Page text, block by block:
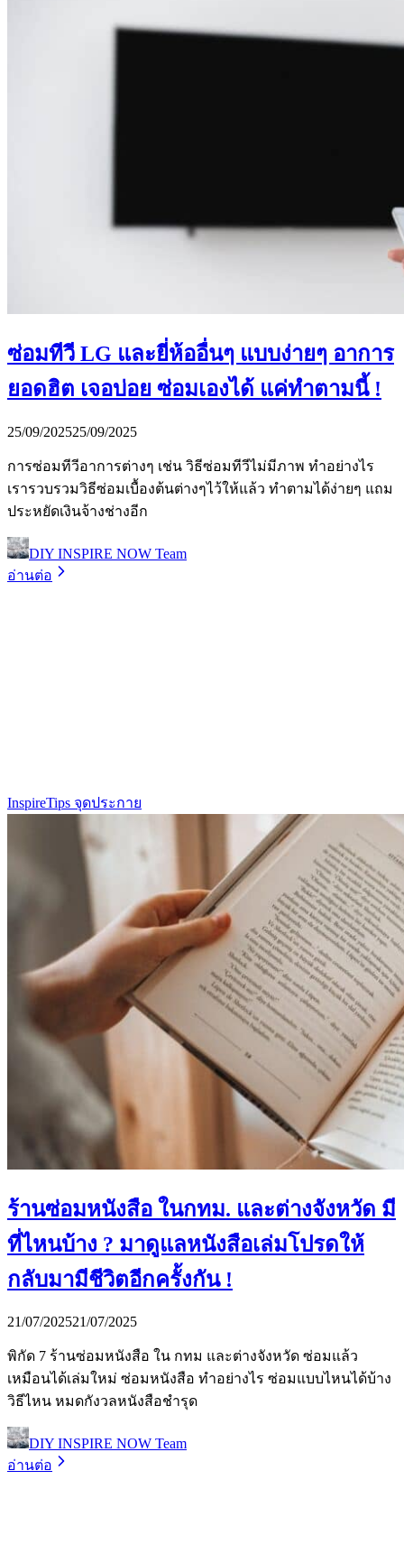
ซ่อมทีวี LG และยี่ห้ออื่นๆ แบบง่ายๆ อาการ
ยอดฮิต เจอบ่อย ซ่อมเองได้ แค่ทำตามนี้ !
25/09/202525/09/2025
การซ่อมทีวีอาการต่างๆ เช่น วิธีซ่อมทีวีไม่มีภาพ ทำอย่างไร
เรารวบรวมวิธีซ่อมเบื้องต้นต่างๆไว้ให้แล้ว ทำตามได้ง่ายๆ แถม
ประหยัดเงินจ้างช่างอีก
DIY INSPIRE NOW Team
อ่านต่อ
InspireTips จุดประกาย
ร้านซ่อมหนังสือ ในกทม. และต่างจังหวัด มี
ที่ไหนบ้าง ? มาดูแลหนังสือเล่มโปรดให้
กลับมามีชีวิตอีกครั้งกัน !
21/07/202521/07/2025
พิกัด 7 ร้านซ่อมหนังสือ ใน กทม และต่างจังหวัด ซ่อมแล้ว
เหมือนได้เล่มใหม่ ซ่อมหนังสือ ทำอย่างไร ซ่อมแบบไหนได้บ้าง
วิธีไหน หมดกังวลหนังสือชำรุด
DIY INSPIRE NOW Team
อ่านต่อ